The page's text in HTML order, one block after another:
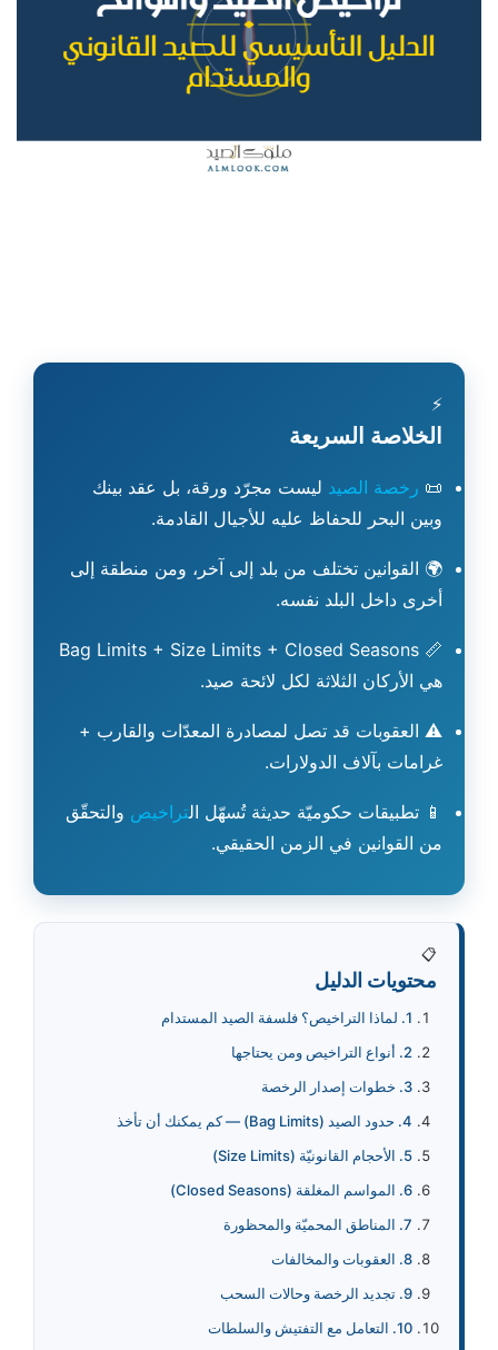
⚡
الخلاصة السريعة
📜 رخصة الصيد ليست مجرّد ورقة، بل عقد بينك
وبين البحر للحفاظ عليه للأجيال القادمة.
🌍 القوانين تختلف من بلد إلى آخر، ومن منطقة إلى
أخرى داخل البلد نفسه.
📏
Bag Limits + Size Limits + Closed Seasons
هي الأركان الثلاثة لكل لائحة صيد.
⚠️ العقوبات قد تصل لمصادرة المعدّات والقارب +
غرامات بآلاف الدولارات.
📱 تطبيقات حكوميّة حديثة تُسهّل التراخيص والتحقّق
من القوانين في الزمن الحقيقي.
📋
محتويات الدليل
1. لماذا التراخيص؟ فلسفة الصيد المستدام
2. أنواع التراخيص ومن يحتاجها
3. خطوات إصدار الرخصة
4. حدود الصيد (Bag Limits) — كم يمكنك أن تأخذ
5. الأحجام القانونيّة (Size Limits)
6. المواسم المغلقة (Closed Seasons)
7. المناطق المحميّة والمحظورة
8. العقوبات والمخالفات
9. تجديد الرخصة وحالات السحب
10. التعامل مع التفتيش والسلطات